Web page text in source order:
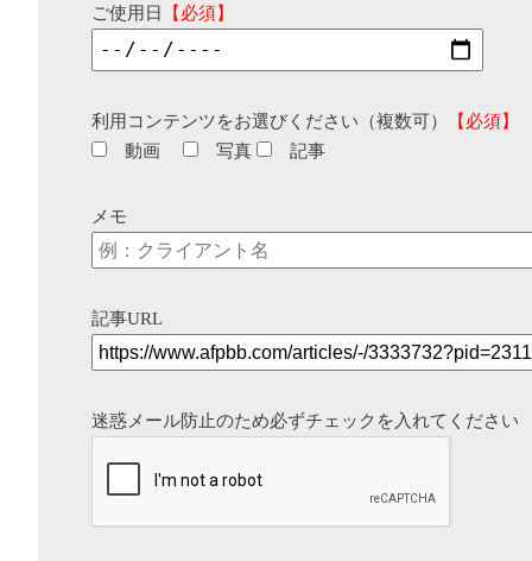
ご使用日 【必須】
利用コンテンツをお選びください（複数可）
【必須】
動画
写真 記事
メモ
記事URL
迷惑メール防止のため必ずチェックを入れてください